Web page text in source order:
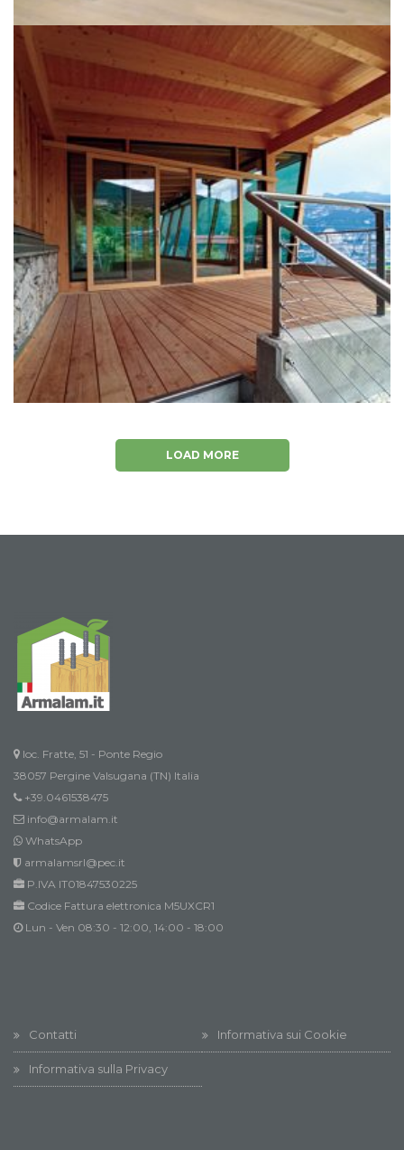
AMPLIAMENTO CANTINA POJER&SANDRI
Edifici Industriali, TOP 20
LOAD MORE
loc. Fratte, 51 - Ponte Regio
38057 Pergine Valsugana (TN) Italia
+39.0461538475
info@armalam.it
WhatsApp
armalamsrl@pec.it
P.IVA IT01847530225
Codice Fattura elettronica M5UXCR1
Lun - Ven 08:30 - 12:00, 14:00 - 18:00
Contatti Informativa sui Cookie
Informativa sulla Privacy